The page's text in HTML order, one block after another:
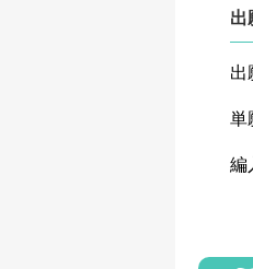
出
出
単
編